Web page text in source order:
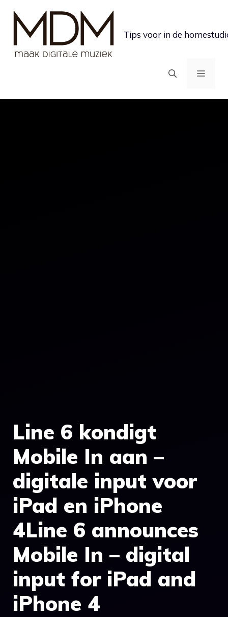
inhoud
Tips voor in de
MENU
Line 6 kondigt
Mobile In aan –
digitale input voor
iPad en iPhone
4Line 6 announces
Mobile In – digital
input for iPad and
iPhone 4